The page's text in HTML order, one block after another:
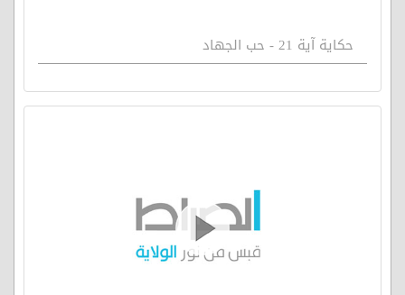
حكاية آية 21 - حب الجهاد